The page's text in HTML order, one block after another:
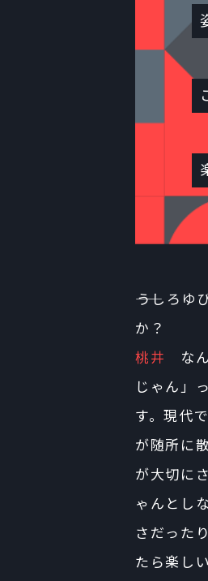
――うしろ
か？
桃井
な
じゃん」
す。現代
が随所に
が大切に
ゃんとし
さだった
たら楽し